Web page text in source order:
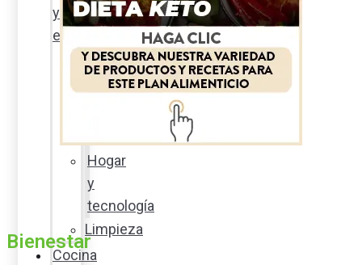
y
estilo
Productos
nuevos
Hogar
y
tecnología
Limpieza
Cocina
Bienestar